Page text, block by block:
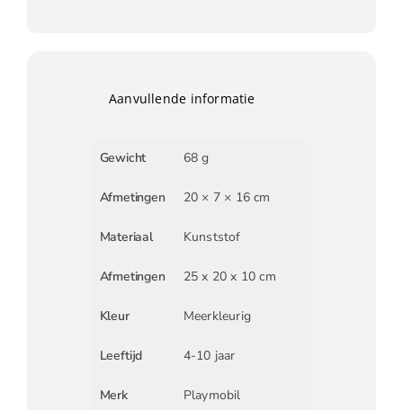
Aanvullende informatie
Gewicht 68 g
Afmetingen 20 × 7 × 16 cm
Materiaal Kunststof
Afmetingen 25 x 20 x 10 cm
Kleur Meerkleurig
Leeftijd 4-10 jaar
Merk Playmobil